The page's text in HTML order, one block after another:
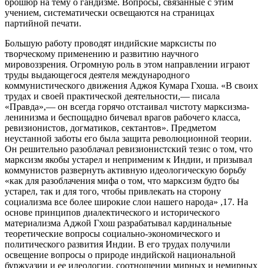
брошюр на тему о гандизме. Вопросы, связанные с этим
учением, систематически освещаются на страницах
партийной печати.
Большую работу проводят индийские марксисты по
творческому применению и развитию научного
мировоззрения. Огромную роль в этом направлении играют
труды выдающегося деятеля международного
коммунистического движения Аджоя Кумара Гхоша. «В своих
трудах и своей практической деятельности,— писала
«Правда»,— он всегда горячо отстаивал чистоту марксизма-
ленинизма и беспощадно бичевал врагов рабочего класса,
ревизионистов, догматиков, сектантов». Предметом
неустанной заботы его была защита революционной теории.
Он решительно разоблачал ревизионистский тезис о том, что
марксизм якобы устарел и неприменим к Индии, и призывал
коммунистов развернуть активную идеологическую борьбу
«как для разоблачения мифа о том, что марксизм будто бы
устарел, так и для того, чтобы привлекать на сторону
социализма все более широкие слои нашего народа» ,17. На
основе принципов диалектического и исторического
материализма Аджой Гхош разрабатывал кардинальные
теоретические вопросы социально-экономического и
политического развития Индии. В его трудах получили
освещение вопросы о природе индийской национальной
буржуазии и ее идеологии, соотношении мирных и немирных